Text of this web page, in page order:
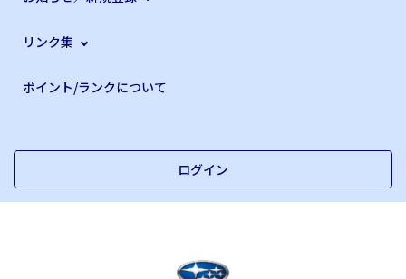
リンク集
ポイント/ランクについて
ログイン